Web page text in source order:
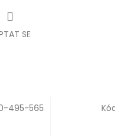
SE
495-565